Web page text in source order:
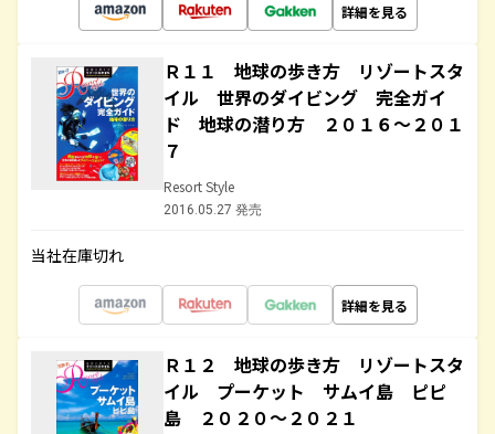
詳細を見る
Ｒ１１ 地球の歩き方 リゾートスタ
イル 世界のダイビング 完全ガイ
ド 地球の潜り方 ２０１６～２０１
７
Resort Style
2016.05.27 発売
当社在庫切れ
詳細を見る
Ｒ１２ 地球の歩き方 リゾートスタ
イル プーケット サムイ島 ピピ
島 ２０２０～２０２１